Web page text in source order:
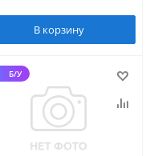
В корзину
Б/У